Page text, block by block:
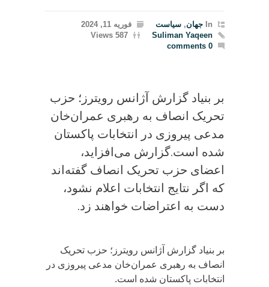
In جهان, سیاست
فوریه 11, 2024
Suliman Yaqeen
587 Views
0 comments
بر بنیاد گزارش آژانس رویترز؛ حزب
تحریک انصاف به رهبری عمران‌خان
مدعی پیروزی در انتخابات پاکستان
شده است.گزارش می‌افزاید،
اعضای حزب تحریک انصاف گفته‌اند
که اگر نتایج انتخابات اعلام نشود،
دست به اعتراضات خواهند زد.
بر بنیاد گزارش آژانس رویترز؛ حزب تحریک
انصاف به رهبری عمران‌خان مدعی پیروزی در
انتخابات پاکستان شده است.